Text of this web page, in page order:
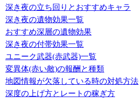
深き夜の立ち回りとおすすめキャラ
深き夜の遺物効果一覧
おすすめ深層の遺物効果
深き夜の付帯効果一覧
ユニーク武器(赤武器)一覧
変異体(赤い敵)の報酬と種類
地図情報が欠落している時の対処方法
深度の上げ方とレートの稼ぎ方